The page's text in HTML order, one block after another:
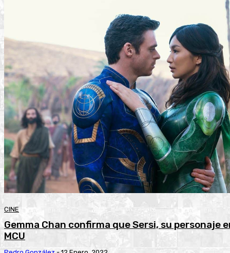
CINE
Gemma Chan confirma que Sersi, su personaje
MCU